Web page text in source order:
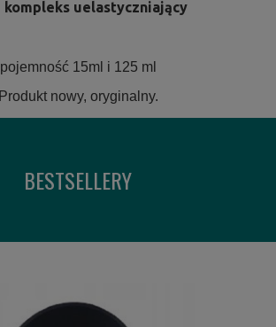
kompleks uelastyczniający
pojemność 15ml i 125 ml
Produkt nowy, oryginalny.
BESTSELLERY